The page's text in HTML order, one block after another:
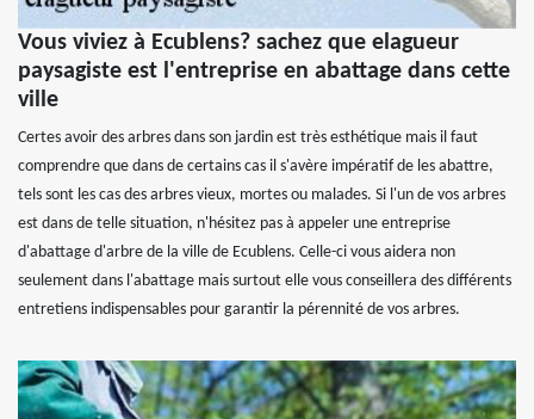
Vous viviez à Ecublens? sachez que elagueur
paysagiste est l'entreprise en abattage dans cette
ville
Certes avoir des arbres dans son jardin est très esthétique mais il faut
comprendre que dans de certains cas il s'avère impératif de les abattre,
tels sont les cas des arbres vieux, mortes ou malades. Si l'un de vos arbres
est dans de telle situation, n'hésitez pas à appeler une entreprise
d'abattage d'arbre de la ville de Ecublens. Celle-ci vous aidera non
seulement dans l'abattage mais surtout elle vous conseillera des différents
entretiens indispensables pour garantir la pérennité de vos arbres.